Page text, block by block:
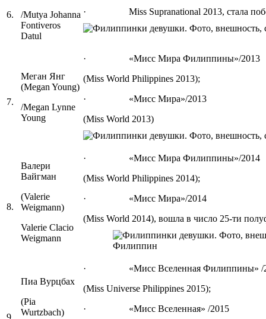
6.
/Mutya Johanna
Fontiveros
Datul
· Miss Supranational 2013, стала
7.
Меган Янг
(Megan Young)
/Megan Lynne
Young
· «Мисс Мира Филиппины»/2013
(Miss World Philippines 2013);
· «Мисс Мира»/2013
(Miss World 2013)
8.
Валери
Вайгман
(Valerie
Weigmann)
Valerie Clacio
Weigmann
· «Мисс Мира Филиппины»/2014
(Miss World Philippines 2014);
· «Мисс Мира»/2014
(Miss World 2014), вошла в число 25-ти
9.
Пиа Вурцбах
(Pia
Wurtzbach)
· «Мисс Вселенная Филиппины» /
(Miss Universe Philippines 2015);
· «Мисс Вселенная» /2015